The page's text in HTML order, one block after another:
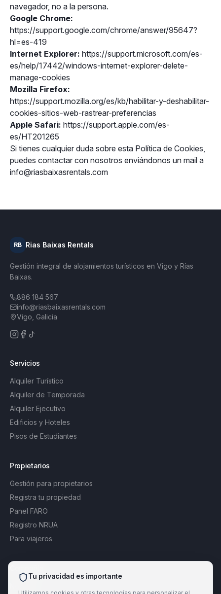
navegador, no a la persona.
Google Chrome:
https://support.google.com/chrome/answer/95647?
hl=es-419
Internet Explorer: https://support.microsoft.com/es-
es/help/17442/windows-internet-explorer-delete-
manage-cookies
Mozilla Firefox:
https://support.mozilla.org/es/kb/habilitar-y-deshabilitar-
cookies-sitios-web-rastrear-preferencias
Apple Safari: https://support.apple.com/es-
es/HT201265
Si tienes cualquier duda sobre esta Política de Cookies,
puedes contactar con nosotros enviándonos un mail a
info@riasbaixasrentals.com
RB Rias Baixas Rentals
Gestión integral de alojamientos turísticos en Vigo y Rías
Baixas.
886 184 567
info@riasbaixasrentals.com
Vigo, Galicia
Servicios
Alquiler Turístico
Alquiler de Temporada
Alquiler Ejecutivo
Edificios y Hoteles
Pisos de Estudiantes
Propietarios
Gestión para propietarios
Registra tu propiedad
Panel FARO
Registro NRUA
Para viajeros
Tu privacidad es importante